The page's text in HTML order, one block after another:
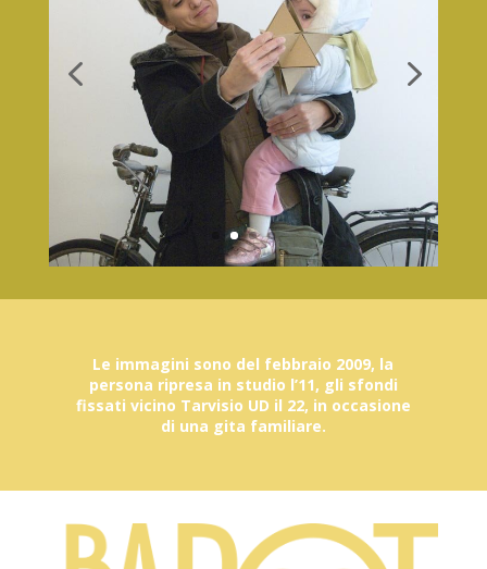
Le immagini sono del febbraio 2009, la
persona ripresa in studio l’11, gli sfondi
fissati vicino Tarvisio UD il 22, in occasione
di una gita familiare.